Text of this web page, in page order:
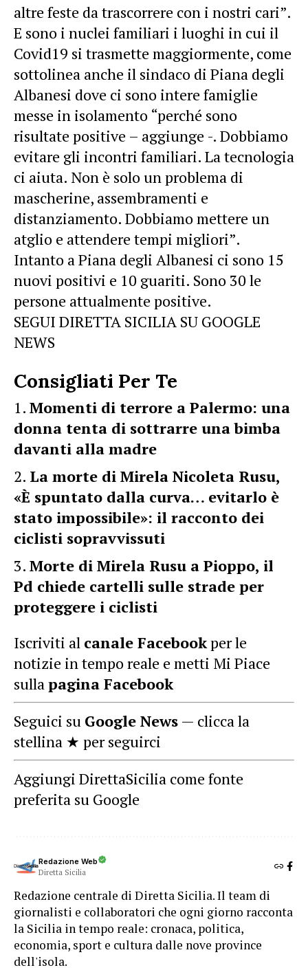
altre feste da trascorrere con i nostri cari”.
E sono i nuclei familiari i luoghi in cui il
Covid19 si trasmette maggiormente, come
sottolinea anche il sindaco di Piana degli
Albanesi dove ci sono intere famiglie
messe in isolamento “perché sono
risultate positive – aggiunge -. Dobbiamo
evitare gli incontri familiari. La tecnologia
ci aiuta. Non è solo un problema di
mascherine, assembramenti e
distanziamento. Dobbiamo mettere un
atglio e attendere tempi migliori”.
Intanto a Piana degli Albanesi ci sono 15
nuovi positivi e 10 guariti. Sono 30 le
persone attualmente positive.
SEGUI DIRETTA SICILIA SU GOOGLE
NEWS
Consigliati Per Te
Momenti di terrore a Palermo: una
donna tenta di sottrarre una bimba
davanti alla madre
La morte di Mirela Nicoleta Rusu,
«È spuntato dalla curva… evitarlo è
stato impossibile»: il racconto dei
ciclisti sopravvissuti
Morte di Mirela Rusu a Pioppo, il
Pd chiede cartelli sulle strade per
proteggere i ciclisti
Iscriviti al canale Facebookper le
notizie in tempo reale e metti Mi Piace
sullapagina Facebook
Seguici su Google News — clicca la
stellina ★ per seguirci
Aggiungi DirettaSicilia come fonte
preferita su Google
Redazione Web
Diretta Sicilia
Redazione centrale di Diretta Sicilia. Il team di
giornalisti e collaboratori che ogni giorno racconta
la Sicilia in tempo reale: cronaca, politica,
economia, sport e cultura dalle nove province
dell'isola.